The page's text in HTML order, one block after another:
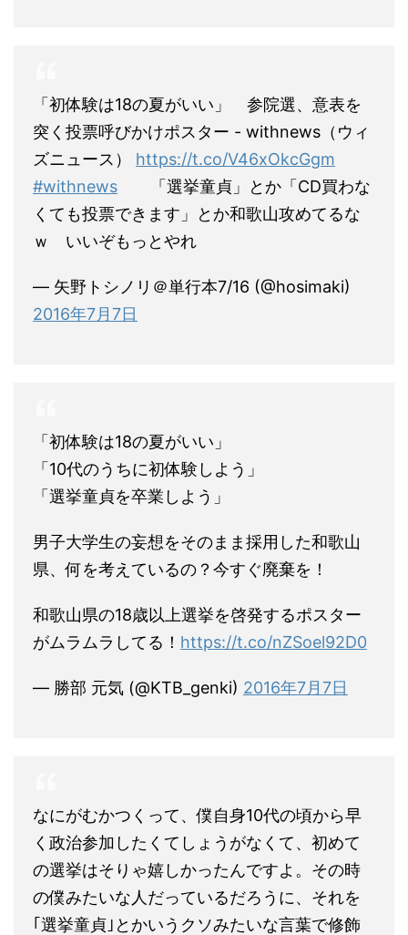
「初体験は18の夏がいい」 参院選、意表を
突く投票呼びかけポスター - withnews（ウィ
ズニュース） https://t.co/V46xOkcGgm
#withnews 「選挙童貞」とか「CD買わな
くても投票できます」とか和歌山攻めてるな
ｗ いいぞもっとやれ
— 矢野トシノリ＠単行本7/16 (@hosimaki)
2016年7月7日
「初体験は18の夏がいい」
「10代のうちに初体験しよう」
「選挙童貞を卒業しよう」
男子大学生の妄想をそのまま採用した和歌山
県、何を考えているの？今すぐ廃棄を！
和歌山県の18歳以上選挙を啓発するポスター
がムラムラしてる！ https://t.co/nZSoel92D0
— 勝部 元気 (@KTB_genki) 2016年7月7日
なにがむかつくって、僕自身10代の頃から早
く政治参加したくてしょうがなくて、初めて
の選挙はそりゃ嬉しかったんですよ。その時
の僕みたいな人だっているだろうに、それを
｢選挙童貞｣とかいうクソみたいな言葉で修飾